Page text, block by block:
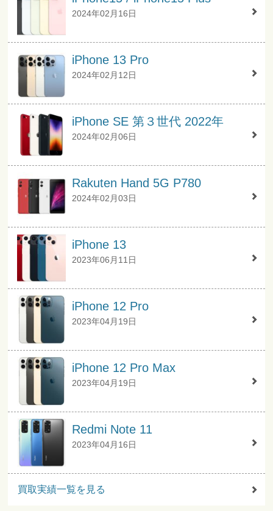
2024年02月16日
iPhone 13 Pro
2024年02月12日
iPhone SE 第３世代 2022年
2024年02月06日
Rakuten Hand 5G P780
2024年02月03日
iPhone 13
2023年06月11日
iPhone 12 Pro
2023年04月19日
iPhone 12 Pro Max
2023年04月19日
Redmi Note 11
2023年04月16日
買取実績一覧を見る